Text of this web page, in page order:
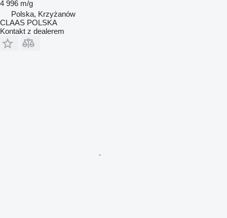
4 996 m/g
Polska, Krzyżanów
CLAAS POLSKA
Kontakt z dealerem